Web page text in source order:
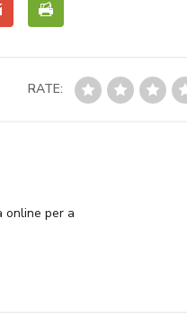
RATE:
online per a